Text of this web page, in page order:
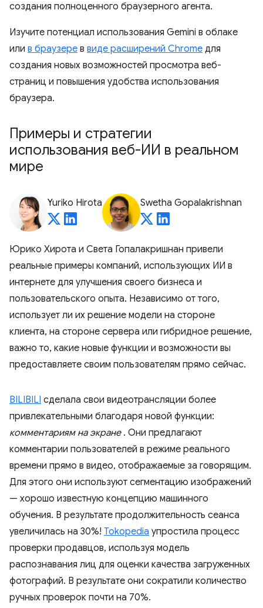
создания полноценного браузерного агента.
Изучите потенциал использования Gemini в облаке
или в браузере в виде расширений Chrome для
создания новых возможностей просмотра веб-
страниц и повышения удобства использования
браузера.
Примеры и стратегии
использования веб-ИИ в реальном
мире
Yuriko Hirota Swetha Gopalakrishnan
Юрико Хирота и Света Гопалакришнан привели
реальные примеры компаний, использующих ИИ в
интернете для улучшения своего бизнеса и
пользовательского опыта. Независимо от того,
использует ли их решение модели на стороне
клиента, на стороне сервера или гибридное решение,
важно то, какие новые функции и возможности вы
предоставляете своим пользователям прямо сейчас.
BILIBILI сделала свои видеотрансляции более
привлекательными благодаря новой функции:
комментариям на экране. Они предлагают
комментарии пользователей в режиме реального
времени прямо в видео, отображаемые за говорящим.
Для этого они используют сегментацию изображений
— хорошо известную концепцию машинного
обучения. В результате продолжительность сеанса
увеличилась на 30%! Tokopedia упростила процесс
проверки продавцов, используя модель
распознавания лиц для оценки качества загруженных
фотографий. В результате они сократили количество
ручных проверок почти на 70%.